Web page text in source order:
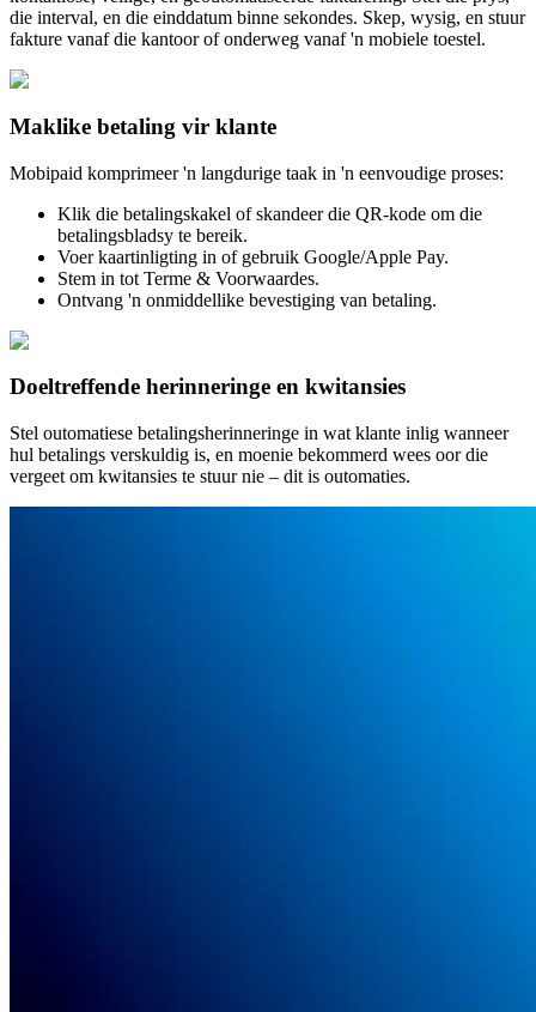
die interval, en die einddatum binne sekondes. Skep, wysig, en stuur
fakture vanaf die kantoor of onderweg vanaf 'n mobiele toestel.
Maklike betaling vir klante
Mobipaid komprimeer 'n langdurige taak in 'n eenvoudige proses:
Klik die betalingskakel of skandeer die QR-kode om die
betalingsbladsy te bereik.
Voer kaartinligting in of gebruik Google/Apple Pay.
Stem in tot Terme & Voorwaardes.
Ontvang 'n onmiddellike bevestiging van betaling.
Doeltreffende herinneringe en kwitansies
Stel outomatiese betalingsherinneringe in wat klante inlig wanneer
hul betalings verskuldig is, en moenie bekommerd wees oor die
vergeet om kwitansies te stuur nie – dit is outomaties.